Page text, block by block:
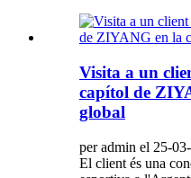
Visita a un
capítol de
global
per admin el 25-
El client és una